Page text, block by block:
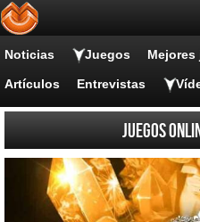
Noticias Juegos
Artículos Entrevistas
Juegos